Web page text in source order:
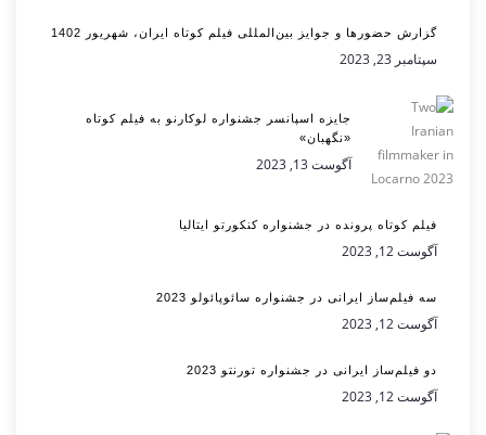
گزارش حضورها و جوایز بین‌المللی فیلم کوتاه ایران، شهریور 1402
سپتامبر 23, 2023
جایزه اسپانسر جشنواره لوکارنو به فیلم کوتاه
«نگهبان»
آگوست 13, 2023
فیلم کوتاه پرونده در جشنواره کنکورتو ایتالیا
آگوست 12, 2023
سه فیلم‌ساز ایرانی در جشنواره سائوپائولو 2023
آگوست 12, 2023
دو فیلم‌ساز ایرانی در جشنواره تورنتو 2023
آگوست 12, 2023